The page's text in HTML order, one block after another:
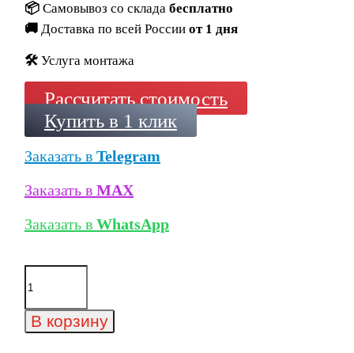
📦 Самовывоз со склада бесплатно
🚚 Доставка по всей России от 1 дня
🛠️ Услуга монтажа
Рассчитать стоимость
Купить в 1 клик
Заказать в Telegram
Заказать в MAX
Заказать в WhatsApp
Количество
товара
облицовочный
камень
В корзину